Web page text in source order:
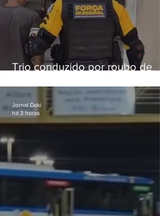
Trio conduzido por roubo de
passagens
Jornal Daki
há 3 horas